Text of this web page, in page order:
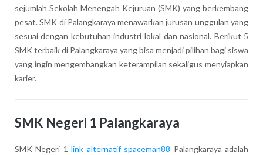
sejumlah Sekolah Menengah Kejuruan (SMK) yang berkembang
pesat. SMK di Palangkaraya menawarkan jurusan unggulan yang
sesuai dengan kebutuhan industri lokal dan nasional. Berikut 5
SMK terbaik di Palangkaraya yang bisa menjadi pilihan bagi siswa
yang ingin mengembangkan keterampilan sekaligus menyiapkan
karier.
SMK Negeri 1 Palangkaraya
SMK Negeri 1link alternatif spaceman88 Palangkaraya adalah